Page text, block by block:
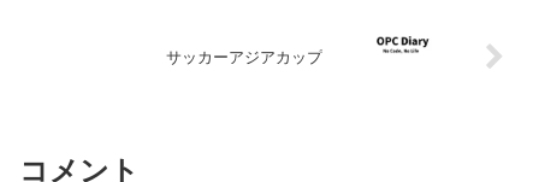
サッカーアジアカップ
コメント